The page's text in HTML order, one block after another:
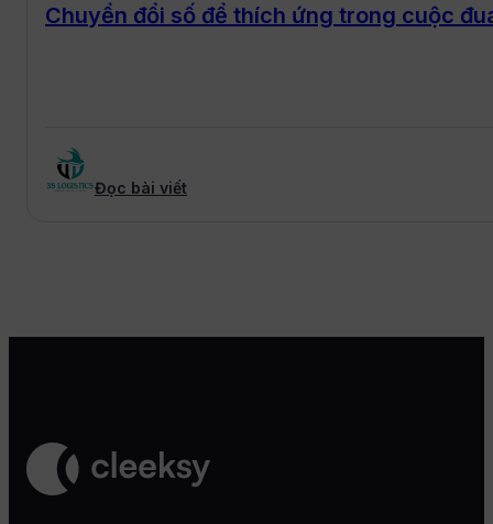
Chuyển đổi số để thích ứng trong cuộc
Đọc bài viết